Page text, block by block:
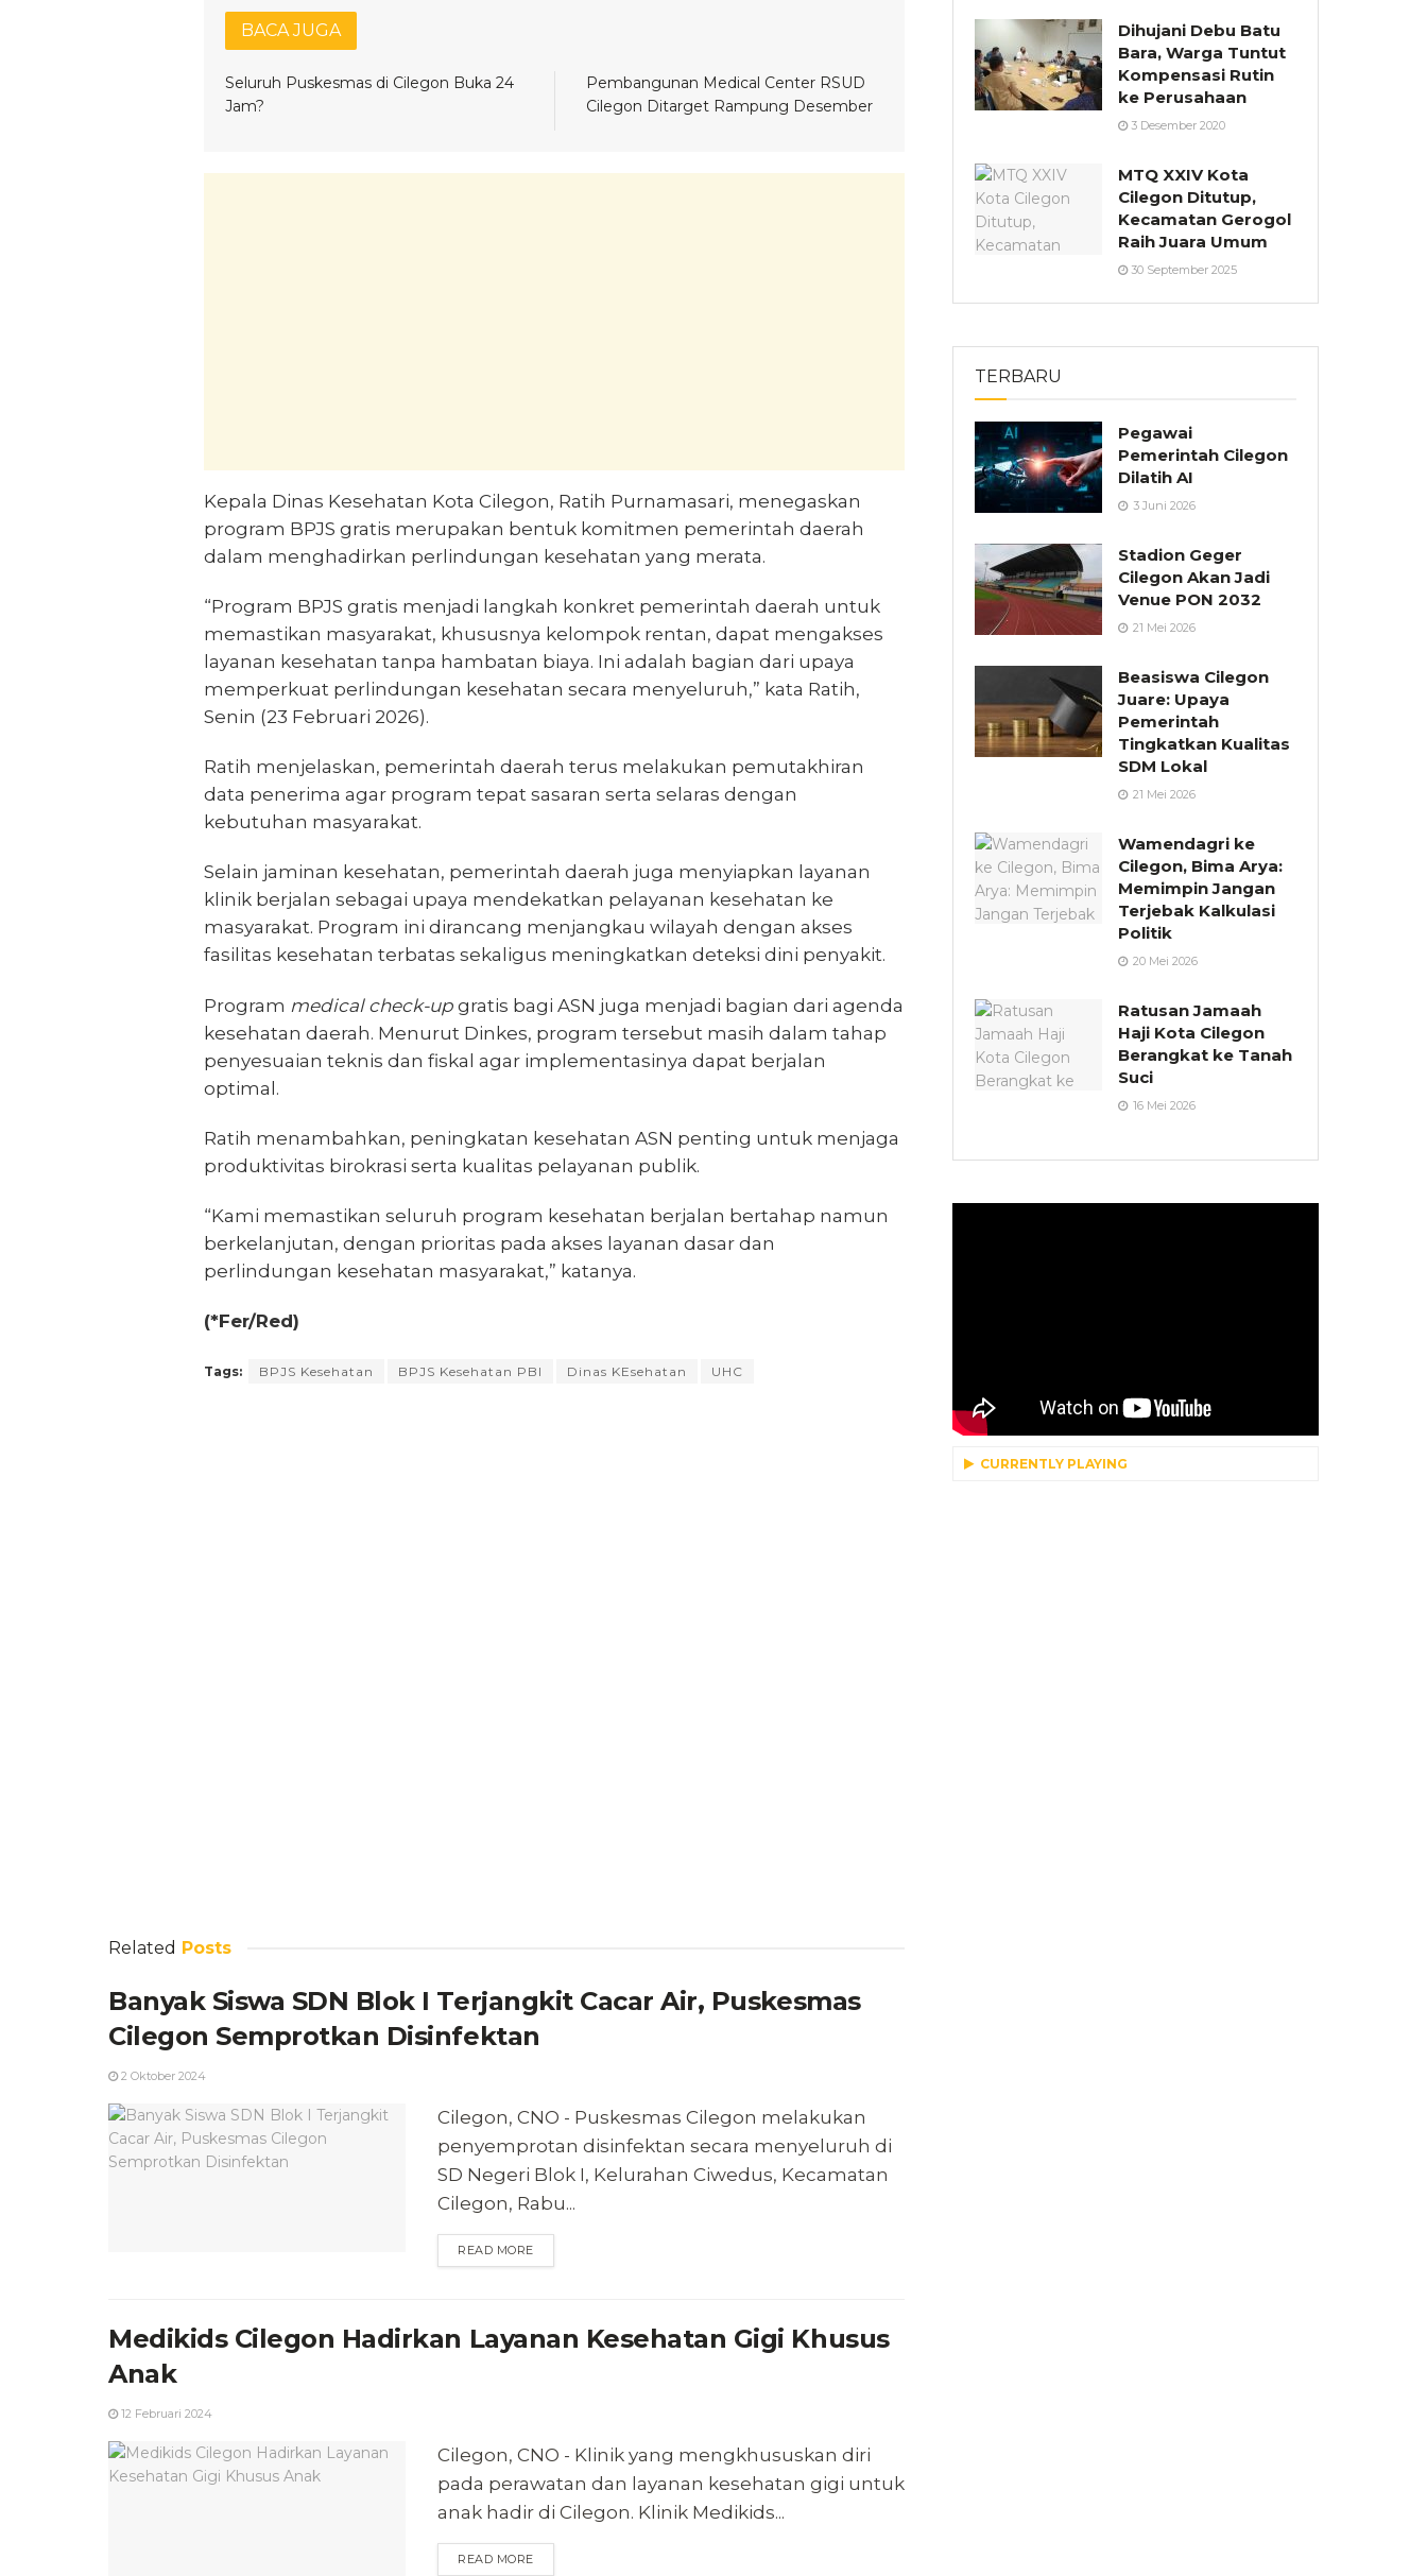
BACA JUGA
Seluruh Puskesmas di Cilegon Buka 24
Jam?
Pembangunan Medical Center RSUD
Cilegon Ditarget Rampung Desember
Kepala Dinas Kesehatan Kota Cilegon, Ratih Purnamasari, menegaskan
program BPJS gratis merupakan bentuk komitmen pemerintah daerah
dalam menghadirkan perlindungan kesehatan yang merata.
“Program BPJS gratis menjadi langkah konkret pemerintah daerah untuk
memastikan masyarakat, khususnya kelompok rentan, dapat mengakses
layanan kesehatan tanpa hambatan biaya. Ini adalah bagian dari upaya
memperkuat perlindungan kesehatan secara menyeluruh,” kata Ratih,
Senin (23 Februari 2026).
Ratih menjelaskan, pemerintah daerah terus melakukan pemutakhiran
data penerima agar program tepat sasaran serta selaras dengan
kebutuhan masyarakat.
Selain jaminan kesehatan, pemerintah daerah juga menyiapkan layanan
klinik berjalan sebagai upaya mendekatkan pelayanan kesehatan ke
masyarakat. Program ini dirancang menjangkau wilayah dengan akses
fasilitas kesehatan terbatas sekaligus meningkatkan deteksi dini penyakit.
Program medical check-up gratis bagi ASN juga menjadi bagian dari agenda
kesehatan daerah. Menurut Dinkes, program tersebut masih dalam tahap
penyesuaian teknis dan fiskal agar implementasinya dapat berjalan
optimal.
Ratih menambahkan, peningkatan kesehatan ASN penting untuk menjaga
produktivitas birokrasi serta kualitas pelayanan publik.
“Kami memastikan seluruh program kesehatan berjalan bertahap namun
berkelanjutan, dengan prioritas pada akses layanan dasar dan
perlindungan kesehatan masyarakat,” katanya.
(*Fer/Red)
Tags: BPJS Kesehatan BPJS Kesehatan PBI Dinas KEsehatan UHC
Related Posts
Banyak Siswa SDN Blok I Terjangkit Cacar Air, Puskesmas
Cilegon Semprotkan Disinfektan
2 Oktober 2024
Cilegon, CNO - Puskesmas Cilegon melakukan
penyemprotan disinfektan secara menyeluruh di
SD Negeri Blok I, Kelurahan Ciwedus, Kecamatan
Cilegon, Rabu...
READ MORE
Medikids Cilegon Hadirkan Layanan Kesehatan Gigi Khusus
Anak
12 Februari 2024
Cilegon, CNO - Klinik yang mengkhususkan diri
pada perawatan dan layanan kesehatan gigi untuk
anak hadir di Cilegon. Klinik Medikids...
READ MORE
Dihujani Debu Batu
Bara, Warga Tuntut
Kompensasi Rutin
ke Perusahaan
3 Desember 2020
MTQ XXIV Kota
Cilegon Ditutup,
Kecamatan Gerogol
Raih Juara Umum
30 September 2025
TERBARU
Pegawai
Pemerintah Cilegon
Dilatih AI
3 Juni 2026
Stadion Geger
Cilegon Akan Jadi
Venue PON 2032
21 Mei 2026
Beasiswa Cilegon
Juare: Upaya
Pemerintah
Tingkatkan Kualitas
SDM Lokal
21 Mei 2026
Wamendagri ke
Cilegon, Bima Arya:
Memimpin Jangan
Terjebak Kalkulasi
Politik
20 Mei 2026
Ratusan Jamaah
Haji Kota Cilegon
Berangkat ke Tanah
Suci
16 Mei 2026
CURRENTLY PLAYING